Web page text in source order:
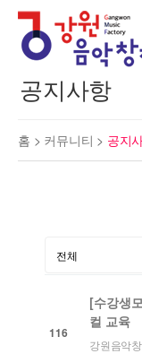
공지사항
홈 > 커뮤니티 > 공지
116
[수강생
컬 교육
강원음악